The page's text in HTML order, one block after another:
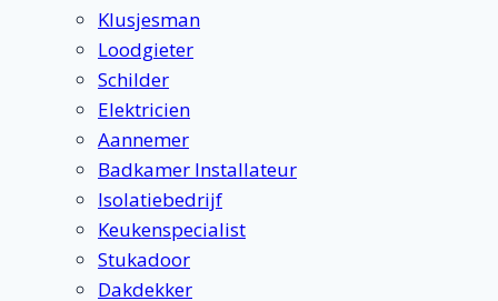
Klusjesman
Loodgieter
Schilder
Elektricien
Aannemer
Badkamer Installateur
Isolatiebedrijf
Keukenspecialist
Stukadoor
Dakdekker